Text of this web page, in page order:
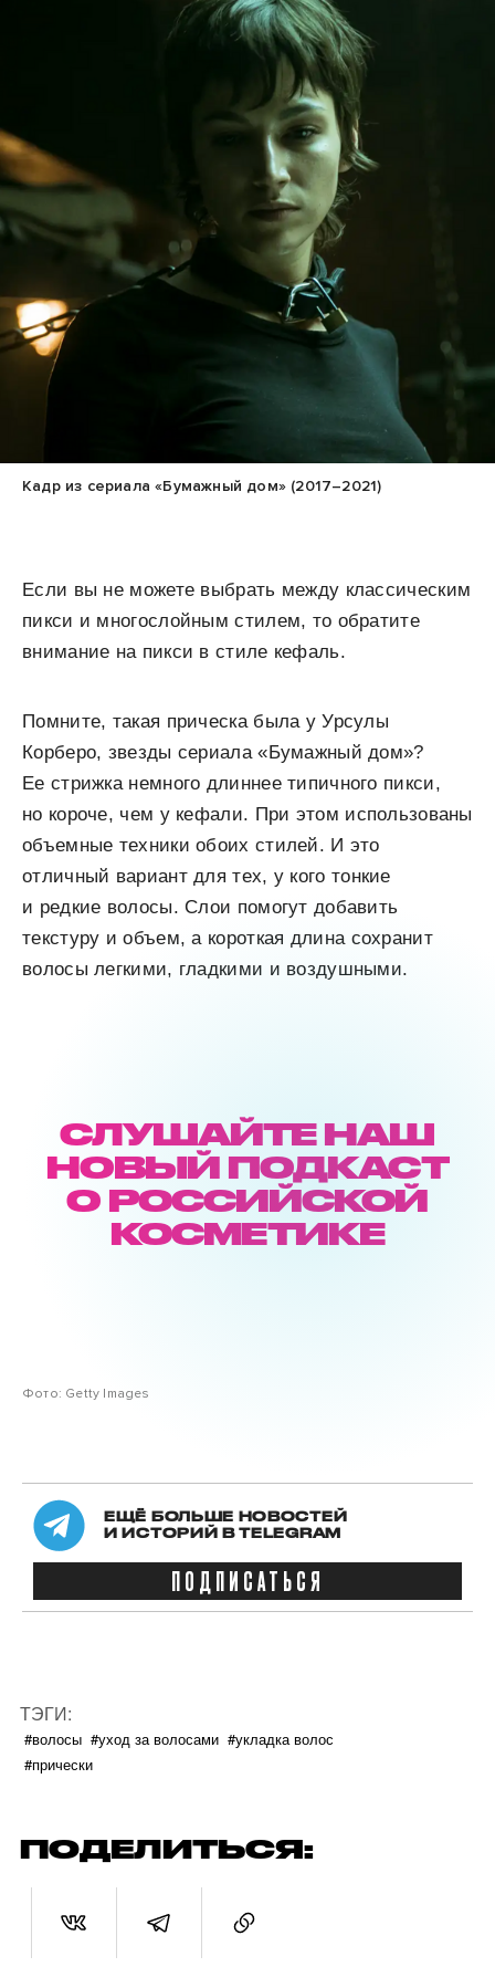
Кадр из сериала «Бумажный дом» (2017–2021)
Если вы не можете выбрать между классическим
пикси и многослойным стилем, то обратите
внимание на пикси в стиле кефаль.
Помните, такая прическа была у Урсулы
Корберо, звезды сериала «Бумажный дом»?
Ее стрижка немного длиннее типичного пикси,
но короче, чем у кефали. При этом использованы
объемные техники обоих стилей. И это
отличный вариант для тех, у кого тонкие
и редкие волосы. Слои помогут добавить
текстуру и объем, а короткая длина сохранит
волосы легкими, гладкими и воздушными.
СЛУШАЙТЕ НАШ
НОВЫЙ ПОДКАСТ
О РОССИЙСКОЙ
КОСМЕТИКЕ
Фото: Getty Images
ЕЩЁ БОЛЬШЕ НОВОСТЕЙ
И ИСТОРИЙ В TELEGRAM
ПОДПИСАТЬСЯ
ТЭГИ:
#волосы #уход за волосами #укладка волос
#прически
ПОДЕЛИТЬСЯ: